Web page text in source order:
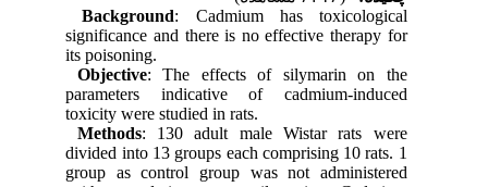
Background: Cadmium has toxicological
significance and there is no effective therapy for
its poisoning.
Objective: The effects of silymarin on the
parameters indicative of cadmium-induced
toxicity were studied in rats.
Methods: 130 adult male Wistar rats were
divided into 13 groups each comprising 10 rats. 1
group as control group was not administered